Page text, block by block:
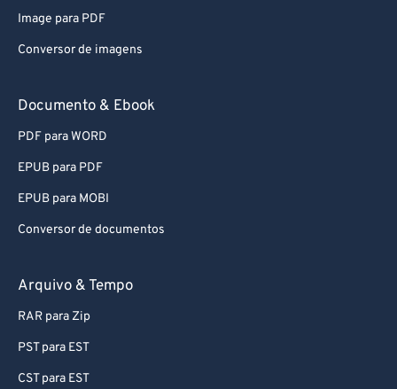
Image para PDF
Conversor de imagens
Documento & Ebook
PDF para WORD
EPUB para PDF
EPUB para MOBI
Conversor de documentos
Arquivo & Tempo
RAR para Zip
PST para EST
CST para EST